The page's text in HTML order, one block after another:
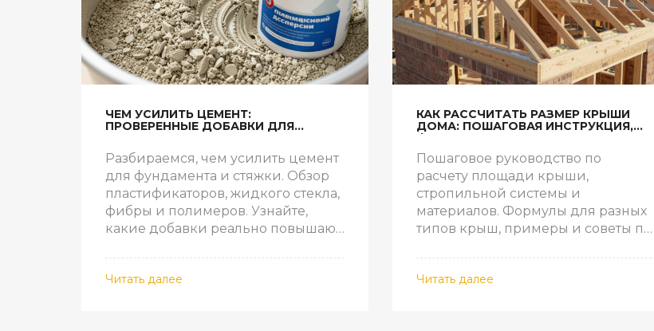
ЧЕМ УСИЛИТЬ ЦЕМЕНТ:
ПРОВЕРЕННЫЕ ДОБАВКИ ДЛЯ
Разбираемся, чем усилить цемент
для фундамента и стяжки. Обзор
пластификаторов, жидкого стекла,
фибры и полимеров. Узнайте,
какие добавки реально повышают
Читать далее
КАК РАССЧИТАТЬ РАЗМЕР КРЫШИ
ДОМА: ПОШАГОВАЯ ИНСТРУКЦИЯ,
ФОРМУЛЫ И МАТЕРИАЛЫ
Пошаговое руководство по
расчету площади крыши,
стропильной системы и
материалов. Формулы для разных
типов крыш, примеры и советы по
Читать далее